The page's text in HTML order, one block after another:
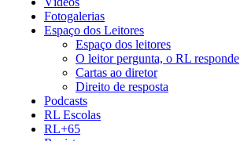
Fotogalerias
Espaço dos Leitores
Espaço dos leitores
O leitor pergunta, o RL responde
Cartas ao diretor
Direito de resposta
Podcasts
RL Escolas
RL+65